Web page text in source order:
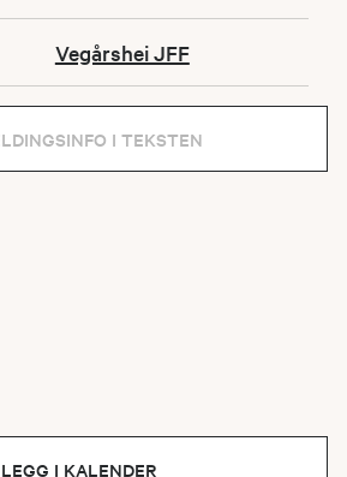
Vegårshei JFF
I TEKSTEN
LEGG I KALENDER